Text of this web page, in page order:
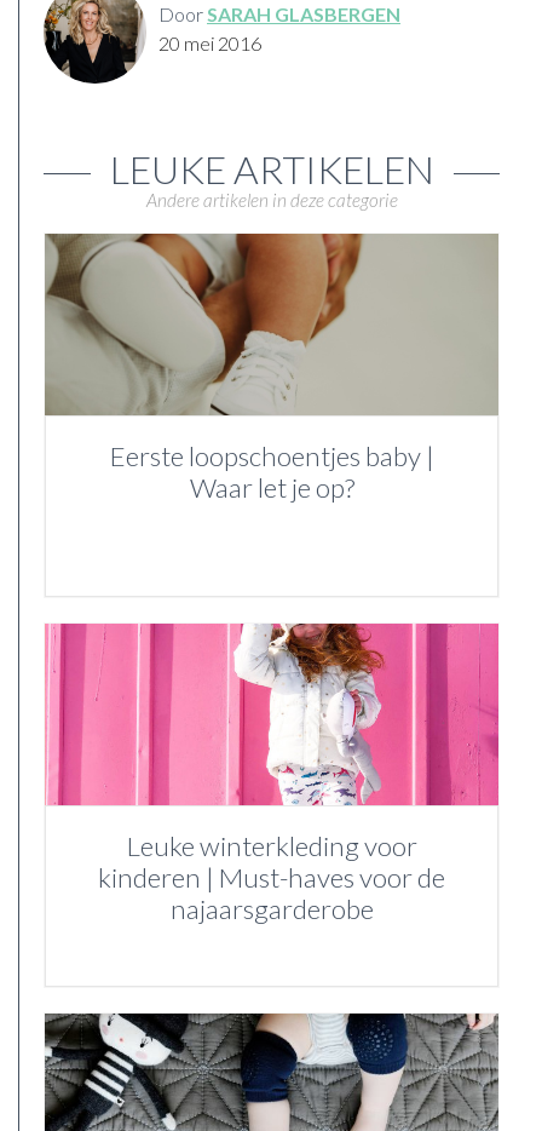
Door SARAH GLASBERGEN
20 mei 2016
LEUKE ARTIKELEN
Andere artikelen in deze categorie
Eerste loopschoentjes baby |
Waar let je op?
Leuke winterkleding voor
kinderen | Must-haves voor de
najaarsgarderobe